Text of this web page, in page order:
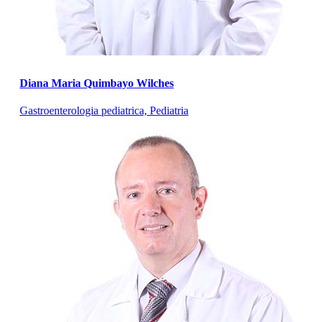
Diana Maria Quimbayo Wilches
Gastroenterologia pediatrica, Pediatria